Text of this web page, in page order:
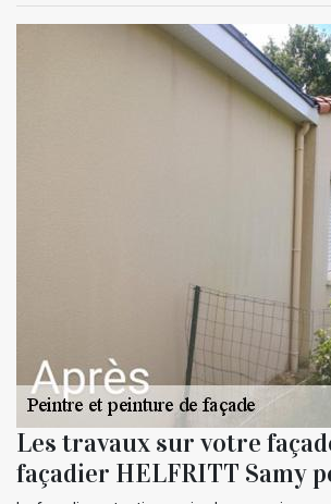
Les travaux sur votre
façadier HELFRITT Samy